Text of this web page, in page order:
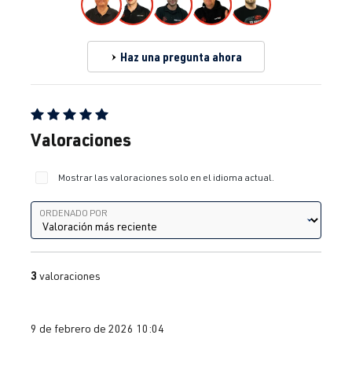
Haz una pregunta ahora
Calificación promedio de 5 de 5 estrellas
Valoraciones
Mostrar las valoraciones solo en el idioma actual.
Ordenado por
ORDENADO POR
3 valoraciones
9 de febrero de 2026 10:04